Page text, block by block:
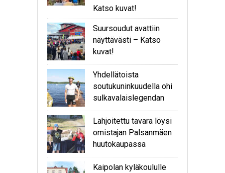
Katso kuvat!
Suursoudut avattiin
näyttävästi – Katso
kuvat!
Yhdellätoista
soutukuninkuudella ohi
sulkavalaislegendan
Lahjoitettu tavara löysi
omistajan Palsanmäen
huutokaupassa
Kaipolan kyläkoululle